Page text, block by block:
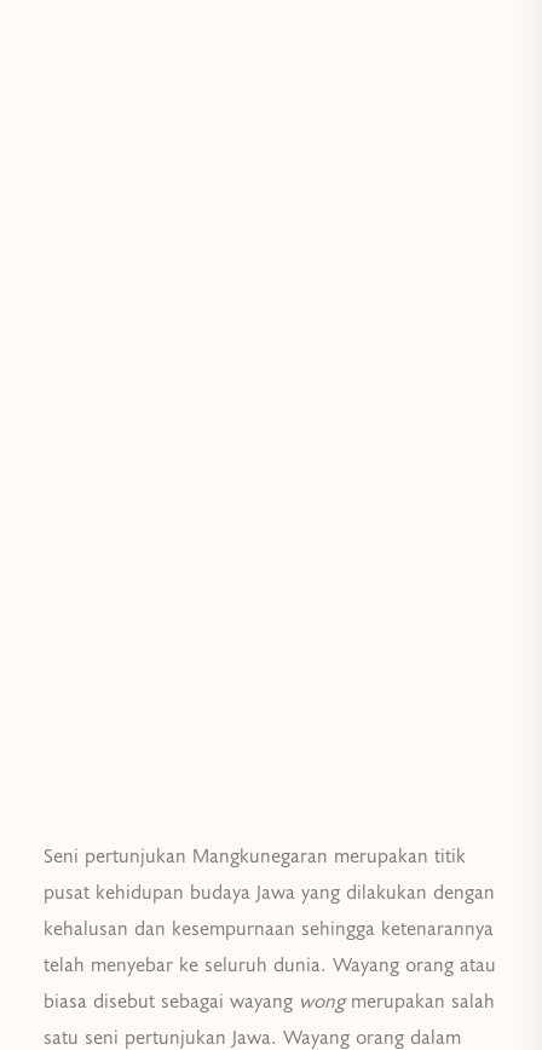
Seni pertunjukan Mangkunegaran merupakan titik
pusat kehidupan budaya Jawa yang dilakukan dengan
kehalusan dan kesempurnaan sehingga ketenarannya
telah menyebar ke seluruh dunia. Wayang orang atau
biasa disebut sebagai wayang wongmerupakan salah
satu seni pertunjukan Jawa. Wayang orang dalam